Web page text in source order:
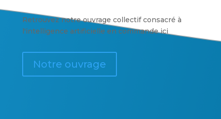
Retrouvez notre ouvrage collectif consacré à
l'intelligence artificielle en commande ici
Notre ouvrage